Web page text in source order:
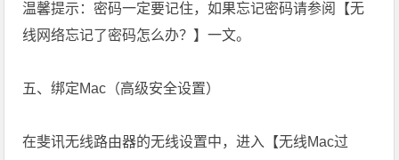
温馨提示：密码一定要记住，如果忘记密码请参阅【无
线网络忘记了密码怎么办？】一文。
五、绑定Mac（高级安全设置）
在斐讯无线路由器的无线设置中，进入【无线Mac过